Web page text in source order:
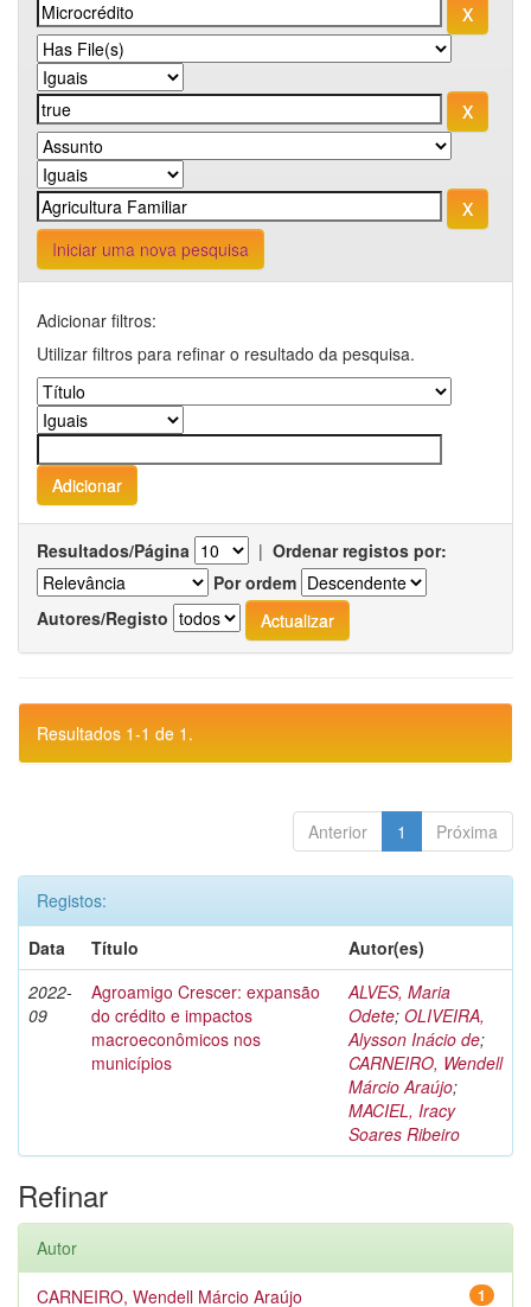
Iniciar uma nova pesquisa
Adicionar filtros:
Utilizar filtros para refinar o resultado da pesquisa.
Resultados/Página | Ordenar registos por:
Por ordem
Autores/Registo
Resultados 1-1 de 1.
Anterior 1 Próxima
Registos:
Data
Título
Autor(es)
2022-
09
Agroamigo Crescer: expansão
do crédito e impactos
macroeconômicos nos
municípios
ALVES, Maria
Odete; OLIVEIRA,
Alysson Inácio de;
CARNEIRO, Wendell
Márcio Araújo;
MACIEL, Iracy
Soares Ribeiro
Refinar
Autor
1
CARNEIRO, Wendell Márcio Araújo